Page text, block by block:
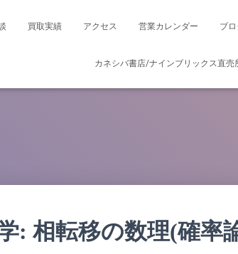
買取実績 アクセス 営業カレンダー ブ
カネシバ書店/ナインブリックス直売
: 相転移の数理(確率